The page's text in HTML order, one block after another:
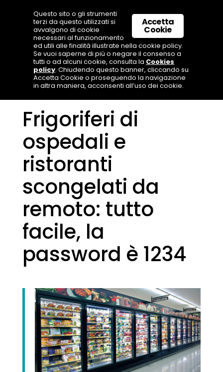
Frigoriferi di
ospedali e
ristoranti
scongelati da
remoto: tutto
facile, la
password è 1234
Accetta
Cookie
Questo sito o gli strumenti
terzi da questo utilizzati si
avvalgono di cookie
necessari al funzionamento
ed utili alle finalità illustrate nella cookie policy.
Se vuoi saperne di più o negare il consenso a
tutti o ad alcuni cookie, consulta la Cookies
policy. Chiudendo questo banner, cliccando su
Accetta Cookie o proseguendo la navigazione
in altra maniera, acconsenti all’uso dei cookie.